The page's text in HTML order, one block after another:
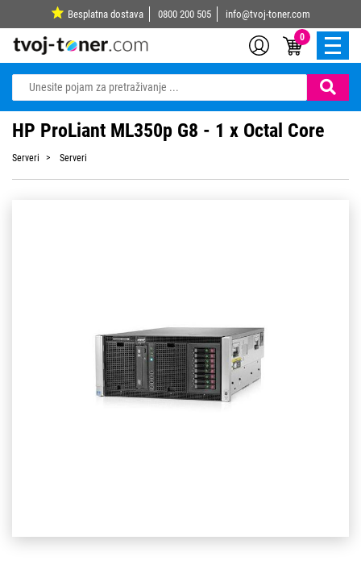
Besplatna dostava 0800 200 505 info@tvoj-toner.com
0
HP ProLiant ML350p G8 - 1 x Octal Core
Serveri Serveri